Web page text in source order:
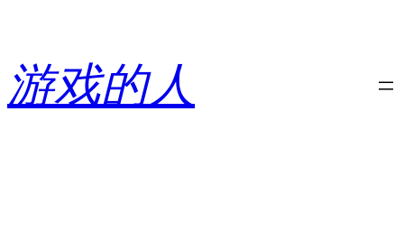
内
容
游戏的人